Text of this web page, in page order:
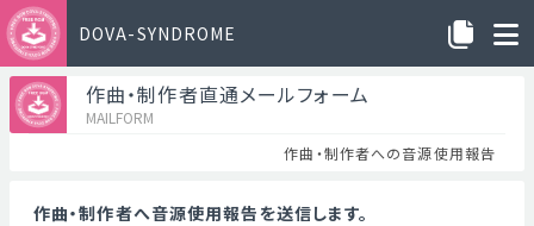
DOVA-SYNDROME
作曲・制作者直通メールフォーム
MAILFORM
作曲・制作者への音源使用報告
作曲・制作者へ音源使用報告を送信します。